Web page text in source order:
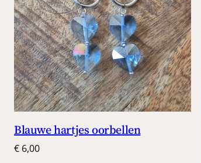
Blauwe hartjes oorbellen
€ 6,00